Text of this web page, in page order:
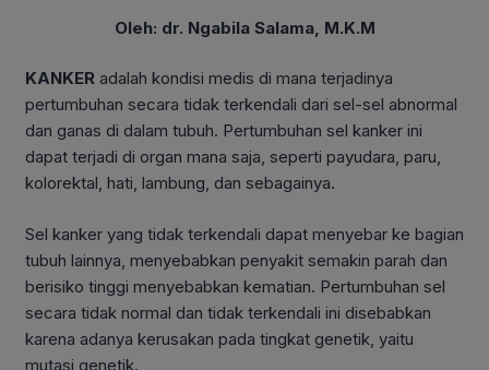
Oleh: dr. Ngabila Salama, M.K.M
KANKER adalah kondisi medis di mana terjadinya
pertumbuhan secara tidak terkendali dari sel-sel abnormal
dan ganas di dalam tubuh. Pertumbuhan sel kanker ini
dapat terjadi di organ mana saja, seperti payudara, paru,
kolorektal, hati, lambung, dan sebagainya.
Sel kanker yang tidak terkendali dapat menyebar ke bagian
tubuh lainnya, menyebabkan penyakit semakin parah dan
berisiko tinggi menyebabkan kematian. Pertumbuhan sel
secara tidak normal dan tidak terkendali ini disebabkan
karena adanya kerusakan pada tingkat genetik, yaitu
mutasi genetik.